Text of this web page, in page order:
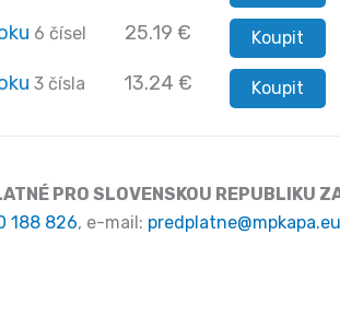
6 čísel 25.19 € Koupit
3 čísla 13.24 € Koupit
PRO SLOVENSKOU REPUBLIKU
188 826, e-mail: predplatne@mpkapa.eu